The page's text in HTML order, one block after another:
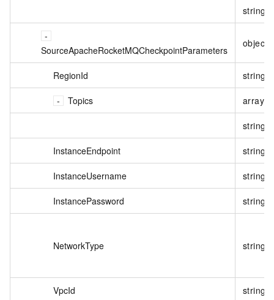
string
SourceApacheRocketMQCheckpointParameters
object
RegionId string
Topics array
string
InstanceEndpoint string
InstanceUsername string
InstancePassword string
NetworkType string
VpcId string